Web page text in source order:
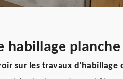
habillage
sur les travaux d'habillage